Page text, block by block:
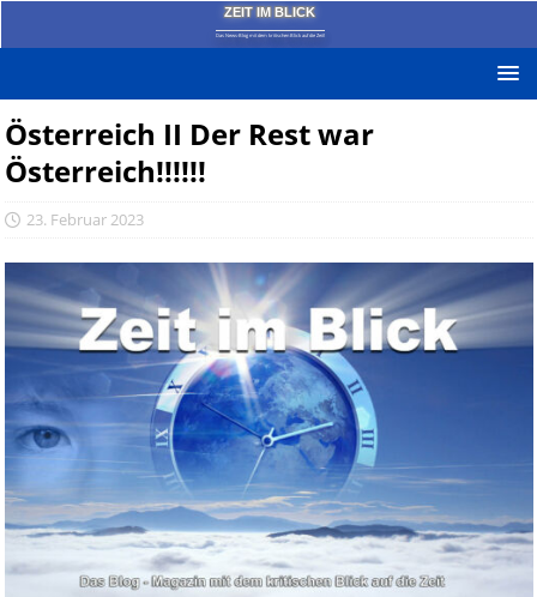
ZEIT IM BLICK
Das News-Blog mit dem kritischen Blick auf die Zeit!
Österreich II Der Rest war
Österreich!!!!!!
23. Februar 2023